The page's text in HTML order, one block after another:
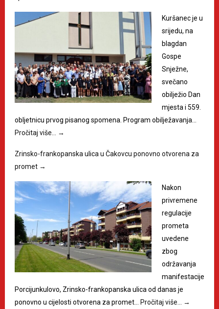
Kuršanec je u
srijedu, na
blagdan
Gospe
Snježne,
svečano
obilježio Dan
mjesta i 559.
obljetnicu prvog pisanog spomena. Program obilježavanja…
Pročitaj više…
→
Zrinsko-frankopanska ulica u Čakovcu ponovno otvorena za
promet →
Nakon
privremene
regulacije
prometa
uvedene
zbog
održavanja
manifestacije
Porcijunkulovo, Zrinsko-frankopanska ulica od danas je
ponovno u cijelosti otvorena za promet…
Pročitaj više… →